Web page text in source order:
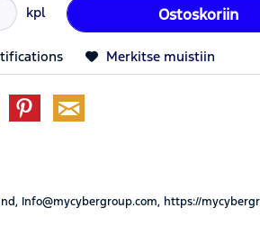
kpl Ostoskoriin
Merkitse muistiin
Info@mycybergroup.com, https://